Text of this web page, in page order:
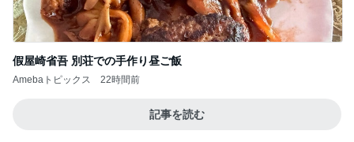
假屋崎省吾 別荘での手作り昼ご飯
Amebaトピックス 22時間前
記事を読む